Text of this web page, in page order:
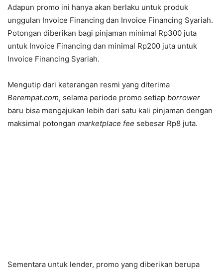
Adapun promo ini hanya akan berlaku untuk produk
unggulan Invoice Financing dan Invoice Financing Syariah.
Potongan diberikan bagi pinjaman minimal Rp300 juta
untuk Invoice Financing dan minimal Rp200 juta untuk
Invoice Financing Syariah.
Mengutip dari keterangan resmi yang diterima
Berempat.com, selama periode promo setiap borrower
baru bisa mengajukan lebih dari satu kali pinjaman dengan
maksimal potongan marketplace fee sebesar Rp8 juta.
Sementara untuk lender, promo yang diberikan berupa